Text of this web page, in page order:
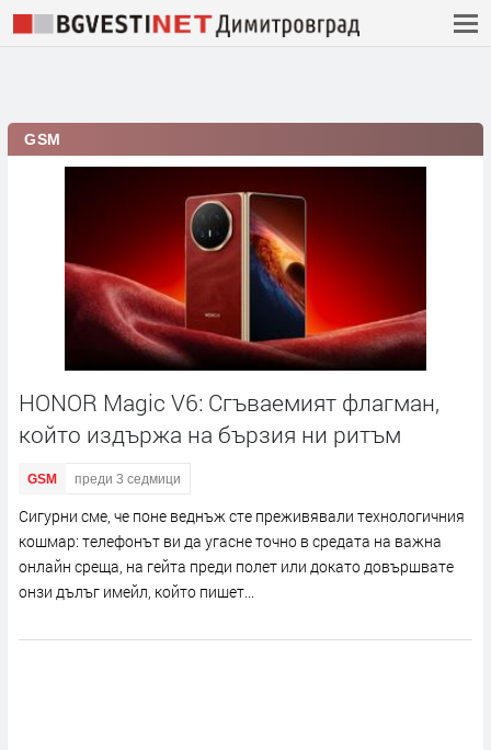
GSM
HONOR Magic V6: Сгъваемият флагман,
който издържа на бързия ни ритъм
GSM преди 3 седмици
Сигурни сме, че поне веднъж сте преживявали технологичния
кошмар: телефонът ви да угасне точно в средата на важна
онлайн среща, на гейта преди полет или докато довършвате
онзи дълъг имейл, който пишет...